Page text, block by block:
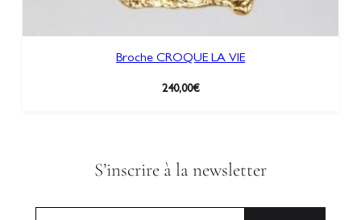
Broche CROQUE LA VIE
240,00€
S’inscrire à la newsletter